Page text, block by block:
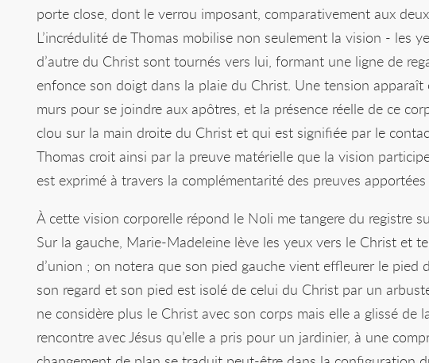
porte close, dont le verrou imposant, comparativement aux
L’incrédulité de Thomas mobilise non seulement la vision - les
d’autre du Christ sont tournés vers lui, formant une ligne de
enfonce son doigt dans la plaie du Christ. Une tension
murs pour se joindre aux apôtres, et la présence réelle de ce
clou sur la main droite du Christ et qui est signifiée par le
Thomas croit ainsi par la preuve matérielle que la vision
est exprimé à travers la complémentarité des preuves
À cette vision corporelle répond le Noli me tangere du registre
Sur la gauche, Marie-Madeleine lève les yeux vers le Christ et
d’union ; on notera que son pied gauche vient effleurer le pied
son regard et son pied est isolé de celui du Christ par un
ne considère plus le Christ avec son corps mais elle a glissé de
rencontre avec Jésus qu’elle a pris pour un jardinier, à une